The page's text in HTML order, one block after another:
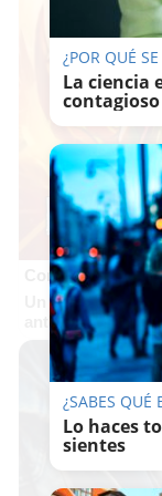
Corepunk
Un verdadero
antes, pero mejor!
¿POR QUÉ
La ciencia
contagioso
¿SABES QUÉ
Lo haces
sientes